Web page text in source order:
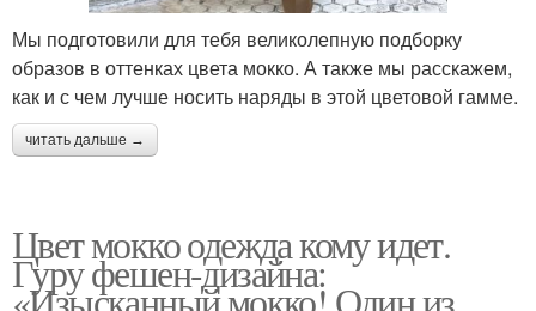
Мы подготовили для тебя великолепную подборку
образов в оттенках цвета мокко. А также мы расскажем,
как и с чем лучше носить наряды в этой цветовой гамме.
читать дальше →
Цвет мокко одежда кому идет.
Гуру фешен-дизайна:
«Изысканный мокко! Один из